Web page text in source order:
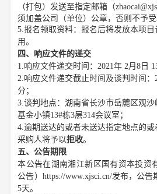
（打包）发送至指定邮箱（
须加盖公司（单位）公章，否则不予受
5.报名领取资料：报名后将发放本项
用。
四、响应文件的递交
1.响应文件递交时间：2021年 2月8日
2.响应文件递交截止时间及谈判时间：
分；
3.谈判地点：湖南省长沙市岳麓区观
基金小镇13#栋3层314会议室；
4.逾期送达的或者未送达指定地点的或
采购人将予以拒收。
五、公告期限
本公告在湖南湘江新区国有资本投资
公告） https://www.xjsci.cn/发布，公告
5天。